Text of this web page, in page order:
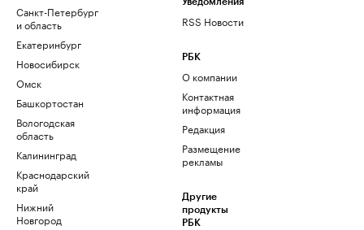
Санкт-Петербург
и область
Екатеринбург
Новосибирск
Омск
Башкортостан
Вологодская
область
Калининград
Краснодарский
край
Нижний
Новгород
RSS Новости
РБК
О компании
Контактная
информация
Редакция
Размещение
рекламы
Другие
продукты
РБК